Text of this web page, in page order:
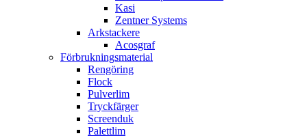
Kasi
Zentner Systems
Arkstackere
Acosgraf
Förbrukningsmaterial
Rengöring
Flock
Pulverlim
Tryckfärger
Screenduk
Palettlim